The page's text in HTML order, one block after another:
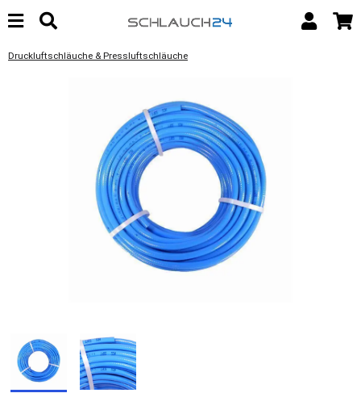
Druckluftschläuche & Pressluftschläuche